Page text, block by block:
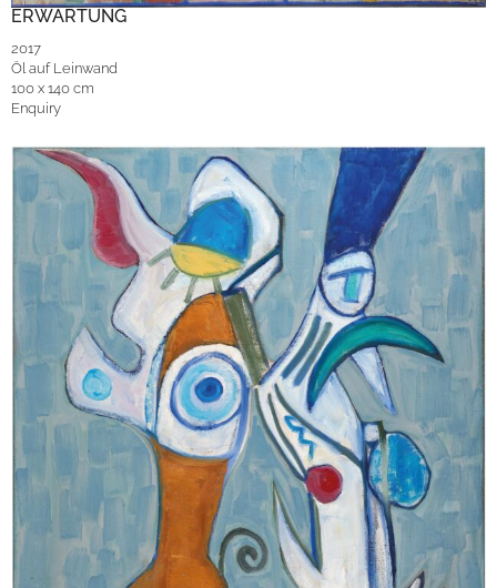
ERWARTUNG
2017
Öl auf Leinwand
100 x 140 cm
Enquiry